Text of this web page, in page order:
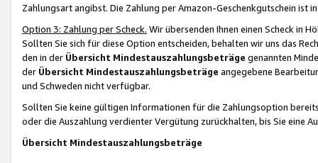
Zahlungsart angibst. Die Zahlung per Amazon-Geschenkgutschein ist
Option 3: Zahlung per Scheck. Wir übersenden Ihnen einen Scheck in
Sollten Sie sich für diese Option entscheiden, behalten wir uns das
den in der Übersicht Mindestauszahlungsbeträge genannten
der Übersicht Mindestauszahlungsbeträge angegebene
und Schweden nicht verfügbar.
Sollten Sie keine gültigen Informationen für die Zahlungsoption
oder die Auszahlung verdienter Vergütung zurückhalten, bis Sie
Übersicht Mindestauszahlungsbeträge